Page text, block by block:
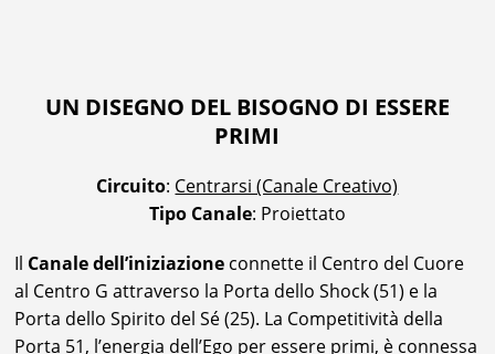
UN DISEGNO DEL BISOGNO DI ESSERE
PRIMI
Circuito: Centrarsi (Canale Creativo)
Tipo Canale: Proiettato
Il Canale dell’iniziazione connette il Centro del Cuore
al Centro G attraverso la Porta dello Shock (51) e la
Porta dello Spirito del Sé (25). La Competitività della
Porta 51, l’energia dell’Ego per essere primi, è connessa